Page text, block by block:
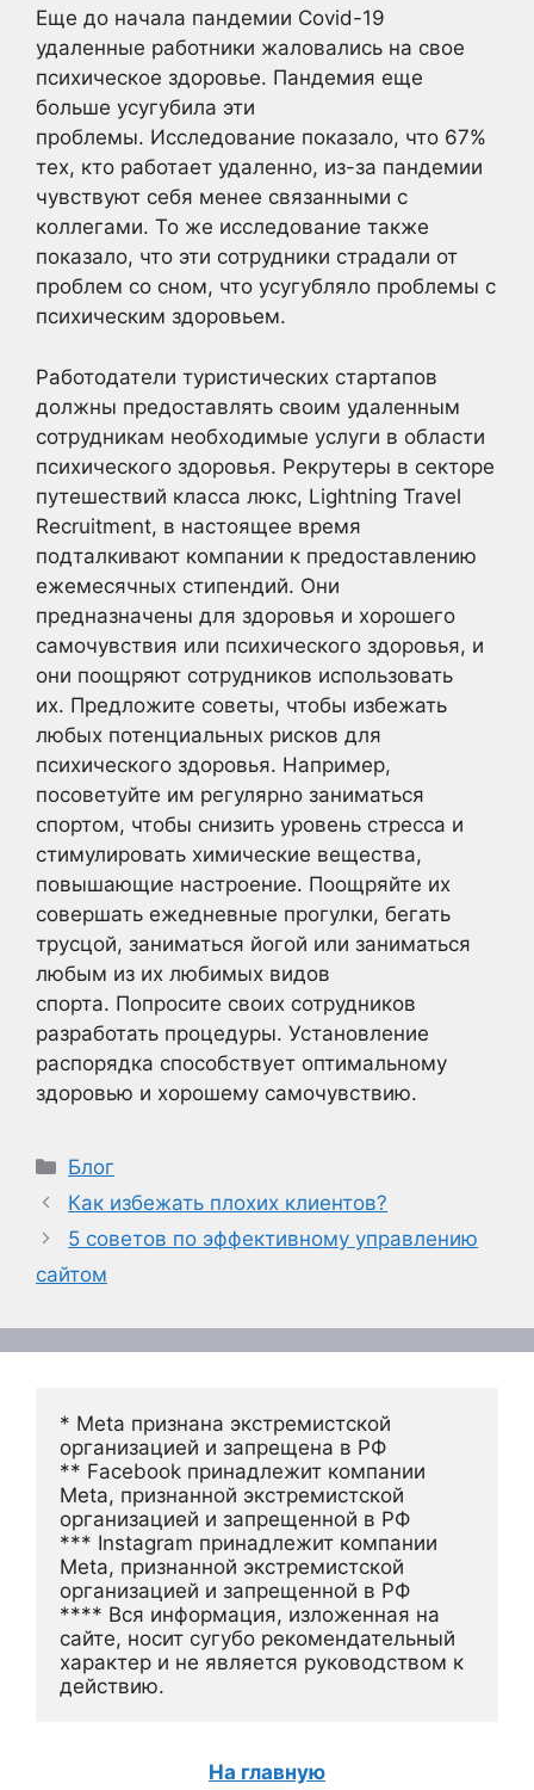
Еще до начала пандемии Covid-19
удаленные работники жаловались на свое
психическое здоровье. Пандемия еще
больше усугубила эти
проблемы. Исследование показало, что 67%
тех, кто работает удаленно, из-за пандемии
чувствуют себя менее связанными с
коллегами. То же исследование также
показало, что эти сотрудники страдали от
проблем со сном, что усугубляло проблемы с
психическим здоровьем.
Работодатели туристических стартапов
должны предоставлять своим удаленным
сотрудникам необходимые услуги в области
психического здоровья. Рекрутеры в секторе
путешествий класса люкс, Lightning Travel
Recruitment, в настоящее время
подталкивают компании к предоставлению
ежемесячных стипендий. Они
предназначены для здоровья и хорошего
самочувствия или психического здоровья, и
они поощряют сотрудников использовать
их. Предложите советы, чтобы избежать
любых потенциальных рисков для
психического здоровья. Например,
посоветуйте им регулярно заниматься
спортом, чтобы снизить уровень стресса и
стимулировать химические вещества,
повышающие настроение. Поощряйте их
совершать ежедневные прогулки, бегать
трусцой, заниматься йогой или заниматься
любым из их любимых видов
спорта. Попросите своих сотрудников
разработать процедуры. Установление
распорядка способствует оптимальному
здоровью и хорошему самочувствию.
Рубрики
Блог
Как избежать плохих клиентов?
5 советов по эффективному управлению
сайтом
* Meta признана экстремистской
организацией и запрещена в РФ
** Facebook принадлежит компании
Meta, признанной экстремистской
организацией и запрещенной в РФ
*** Instagram принадлежит компании
Meta, признанной экстремистской
организацией и запрещенной в РФ
**** Вся информация, изложенная на
сайте, носит сугубо рекомендательный
характер и не является руководством к
действию.
На главную